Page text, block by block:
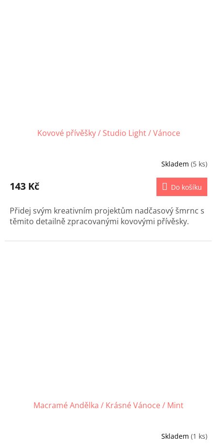
Kovové přívěšky / Studio Light / Vánoce
Skladem (5 ks)
143 Kč Do košíku
Přidej svým kreativním projektům nadčasový šmrnc s
těmito detailně zpracovanými kovovými přívěsky.
Macramé Andělka / Krásné Vánoce / Mint
Skladem (1 ks)